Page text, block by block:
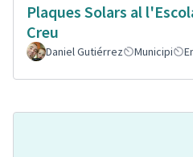
Plaques Solars al
Creu
Daniel Gutiérrez Municipi